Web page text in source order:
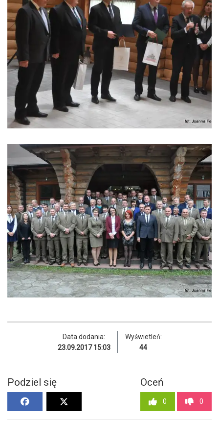
Data dodania:
23.09.2017 15:03
Wyświetleń:
44
Podziel się Oceń
0 0